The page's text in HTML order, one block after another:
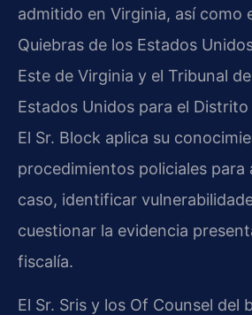
admitido en Virginia, así como
Quiebras de los Estados
Este de Virginia y el Tribunal
Estados Unidos para el
El Sr. Block aplica su
procedimientos policiales para
caso, identificar
cuestionar la evidencia
fiscalía.
El Sr. Sris y los Of Counsel del